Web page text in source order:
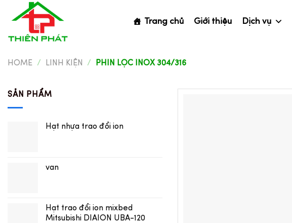
Trang chủ Giới thiệu Dịch vụ
HOME / LINH KIỆN / PHIN LỌC INOX 304/316
SẢN PHẨM
Hạt nhựa trao đổi ion
van
Hạt trao đổi ion mixbed
Mitsubishi DIAION UBA-120